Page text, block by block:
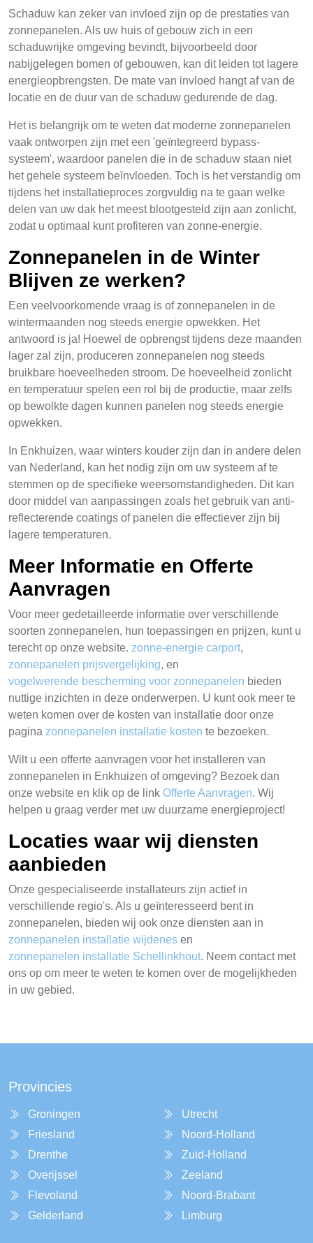
Schaduw kan zeker van invloed zijn op de prestaties van
zonnepanelen. Als uw huis of gebouw zich in een
schaduwrijke omgeving bevindt, bijvoorbeeld door
nabijgelegen bomen of gebouwen, kan dit leiden tot lagere
energieopbrengsten. De mate van invloed hangt af van de
locatie en de duur van de schaduw gedurende de dag.
Het is belangrijk om te weten dat moderne zonnepanelen
vaak ontworpen zijn met een 'geïntegreerd bypass-
systeem', waardoor panelen die in de schaduw staan niet
het gehele systeem beïnvloeden. Toch is het verstandig om
tijdens het installatieproces zorgvuldig na te gaan welke
delen van uw dak het meest blootgesteld zijn aan zonlicht,
zodat u optimaal kunt profiteren van zonne-energie.
Zonnepanelen in de Winter
Blijven ze werken?
Een veelvoorkomende vraag is of zonnepanelen in de
wintermaanden nog steeds energie opwekken. Het
antwoord is ja! Hoewel de opbrengst tijdens deze maanden
lager zal zijn, produceren zonnepanelen nog steeds
bruikbare hoeveelheden stroom. De hoeveelheid zonlicht
en temperatuur spelen een rol bij de productie, maar zelfs
op bewolkte dagen kunnen panelen nog steeds energie
opwekken.
In Enkhuizen, waar winters kouder zijn dan in andere delen
van Nederland, kan het nodig zijn om uw systeem af te
stemmen op de specifieke weersomstandigheden. Dit kan
door middel van aanpassingen zoals het gebruik van anti-
reflecterende coatings of panelen die effectiever zijn bij
lagere temperaturen.
Meer Informatie en Offerte
Aanvragen
Voor meer gedetailleerde informatie over verschillende
soorten zonnepanelen, hun toepassingen en prijzen, kunt u
terecht op onze website. zonne-energie carport,
zonnepanelen prijsvergelijking, en
vogelwerende bescherming voor zonnepanelen bieden
nuttige inzichten in deze onderwerpen. U kunt ook meer te
weten komen over de kosten van installatie door onze
pagina zonnepanelen installatie kosten te bezoeken.
Wilt u een offerte aanvragen voor het installeren van
zonnepanelen in Enkhuizen of omgeving? Bezoek dan
onze website en klik op de link Offerte Aanvragen. Wij
helpen u graag verder met uw duurzame energieproject!
Locaties waar wij diensten
aanbieden
Onze gespecialiseerde installateurs zijn actief in
verschillende regio's. Als u geïnteresseerd bent in
zonnepanelen, bieden wij ook onze diensten aan in
zonnepanelen installatie wijdenes en
zonnepanelen installatie Schellinkhout. Neem contact met
ons op om meer te weten te komen over de mogelijkheden
in uw gebied.
Provincies
Groningen
Friesland
Drenthe
Overijssel
Flevoland
Gelderland
Utrecht
Noord-Holland
Zuid-Holland
Zeeland
Noord-Brabant
Limburg